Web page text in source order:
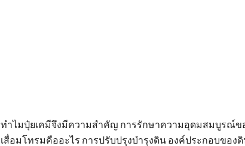
ทำไมปุ๋ยเคมีจึงมีความสำคัญ การรักษาความอุดมสมบูรณ์ข
เสื่อมโทรมคืออะไร การปรับปรุงบำรุงดิน องค์ประกอบของ